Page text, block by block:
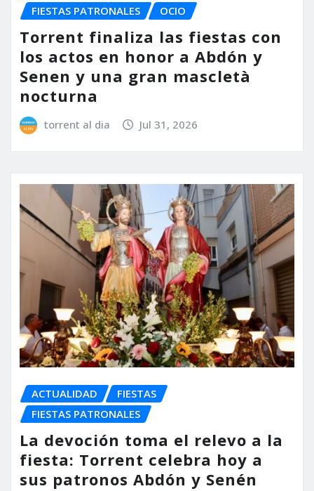
FIESTAS PATRONALES
OCIO
Torrent finaliza las fiestas con
los actos en honor a Abdón y
Senen y una gran mascletà
nocturna
torrent al dia Jul 31, 2026
ACTUALIDAD
FIESTAS
FIESTAS PATRONALES
La devoción toma el relevo a la
fiesta: Torrent celebra hoy a
sus patronos Abdón y Senén